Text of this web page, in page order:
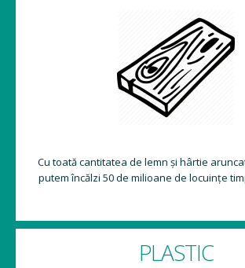
Cu toată cantitatea de lemn și hârtie
putem încălzi 50 de milioane de locuințe
PLASTIC